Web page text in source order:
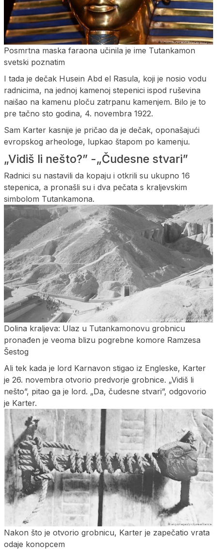
Posmrtna maska faraona učinila je ime Tutankamon
svetski poznatim
I tada je dečak Husein Abd el Rasula, koji je nosio vodu
radnicima, na jednoj kamenoj stepenici ispod ruševina
naišao na kamenu ploču zatrpanu kamenjem. Bilo je to
pre tačno sto godina, 4. novembra 1922.
Sam Karter kasnije je pričao da je dečak, oponašajući
evropskog arheologe, lupkao štapom po kamenju.
„Vidiš li nešto?” -„Čudesne stvari”
Radnici su nastavili da kopaju i otkrili su ukupno 16
stepenica, a pronašli su i dva pečata s kraljevskim
simbolom Tutankamona.
Dolina kraljeva: Ulaz u Tutankamonovu grobnicu
pronađen je veoma blizu pogrebne komore Ramzesa
Šestog
Ali tek kada je lord Karnavon stigao iz Engleske, Karter
je 26. novembra otvorio predvorje grobnice. „Vidiš li
nešto”, pitao ga je lord. „Da, čudesne stvari”, odgovorio
je Karter.
Nakon što je otvorio grobnicu, Karter je zapečatio vrata
odaje konopcem